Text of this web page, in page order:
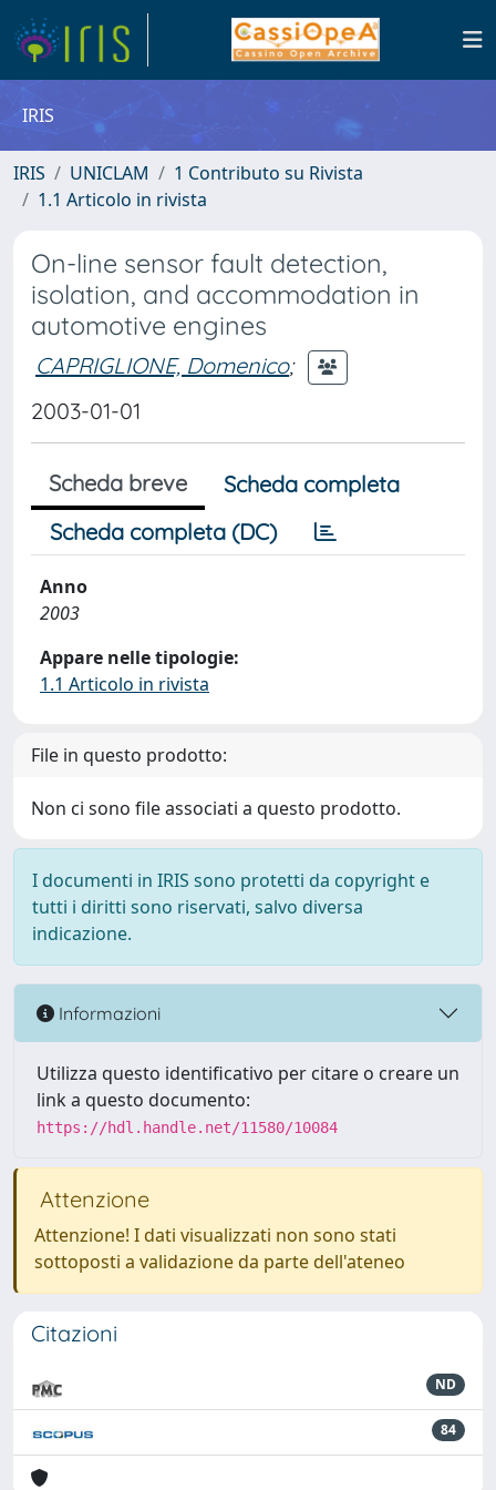
IRIS
IRIS UNICLAM
1 Contributo su Rivista
1.1 Articolo in rivista
On-line sensor fault detection,
isolation, and accommodation in
automotive engines
CAPRIGLIONE, Domenico;
2003-01-01
Scheda breve
Scheda completa
Scheda completa (DC)
Anno
2003
Appare nelle tipologie:
1.1 Articolo in rivista
File in questo prodotto:
Non ci sono file associati a questo prodotto.
I documenti in IRIS sono protetti da copyright e
tutti i diritti sono riservati, salvo diversa
indicazione.
Informazioni
Utilizza questo identificativo per citare o creare un
link a questo documento:
https://hdl.handle.net/11580/10084
Attenzione
Attenzione! I dati visualizzati non sono stati
sottoposti a validazione da parte dell'ateneo
Citazioni
ND
84